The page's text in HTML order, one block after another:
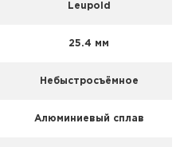
Leupold
25.4 мм
Небыстросъёмное
Алюминиевый сплав